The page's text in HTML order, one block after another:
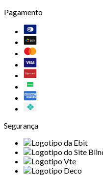
Pagamento
Segurança